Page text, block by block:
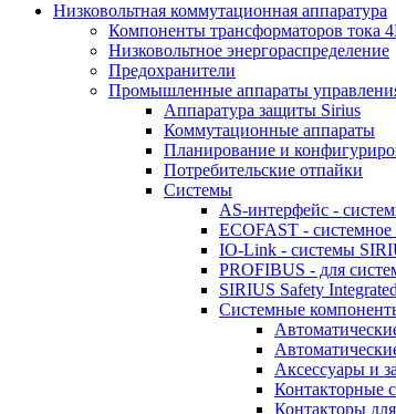
Низковольтная коммутационная аппаратура
Компоненты трансформаторов тока
Низковольтное энергораспределение
Предохранители
Промышленные аппараты
Аппаратура защиты Sirius
Коммутационные аппараты
Планирование и
Потребительские отпайки
Системы
AS-интерфейс -
ECOFAST -
IO-Link - системы
PROFIBUS - для
SIRIUS Safety Integrated
Системные
Аксессуары и
Контакторные
Контакторы